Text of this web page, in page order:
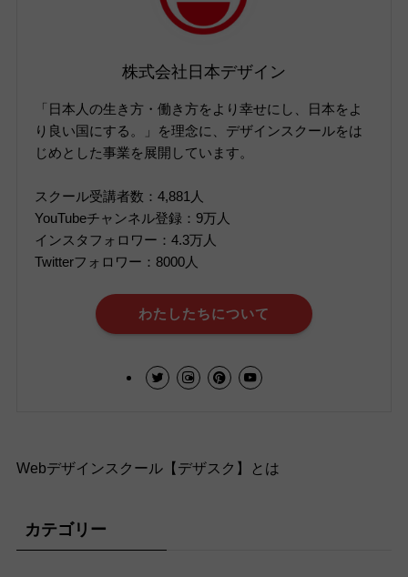
株式会社日本デザイン
「日本人の生き方・働き方をより幸せにし、日本をよ
り良い国にする。」を理念に、デザインスクールをは
じめとした事業を展開しています。
スクール受講者数：4,881人
YouTubeチャンネル登録：9万人
インスタフォロワー：4.3万人
Twitterフォロワー：8000人
わたしたちについて
Webデザインスクール【デザスク】とは
カテゴリー